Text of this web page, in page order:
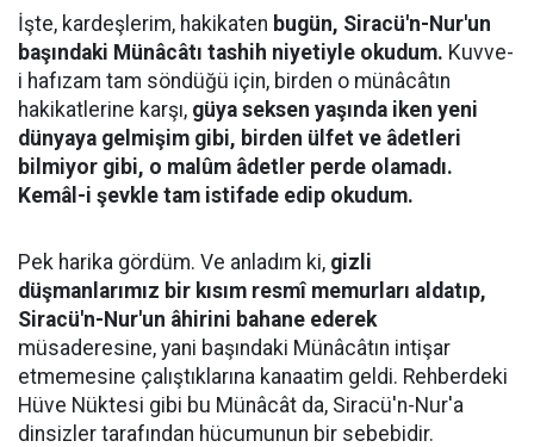
İşte, kardeşlerim, hakikaten bugün, Siracü'n-Nur'un
başındaki Münâcâtı tashih niyetiyle okudum. Kuvve-
i hafızam tam söndüğü için, birden o münâcâtın
hakikatlerine karşı, güya seksen yaşında iken yeni
dünyaya gelmişim gibi, birden ülfet ve âdetleri
bilmiyor gibi, o malûm âdetler perde olamadı.
Kemâl-i şevkle tam istifade edip okudum.
Pek harika gördüm. Ve anladım ki, gizli
düşmanlarımız bir kısım resmî memurları aldatıp,
Siracü'n-Nur'un âhirini bahane ederek
müsaderesine, yani başındaki Münâcâtın intişar
etmemesine çalıştıklarına kanaatim geldi. Rehberdeki
Hüve Nüktesi gibi bu Münâcât da, Siracü'n-Nur'a
dinsizler tarafından hücumunun bir sebebidir.